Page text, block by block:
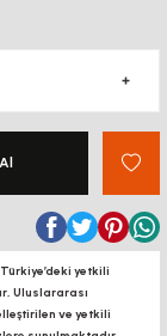
yetkili
Uluslararası
ve yetkili